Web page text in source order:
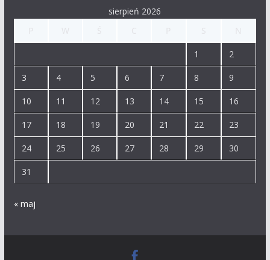
sierpień 2026
1 2
3 4 5 6 7 8 9
10 11 12 13 14 15 16
17 18 19 20 21 22 23
24 25 26 27 28 29 30
31
« maj